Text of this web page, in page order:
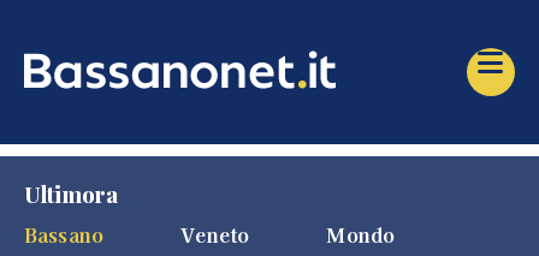
Ultimora
Bassano
Veneto Mondo